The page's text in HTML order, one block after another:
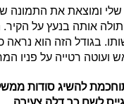
שלי ומוצאת את
ותולה אותה בנעץ על
בגודל הזה הוא נראה
ועוטה רטייה על פניו
להשיג סודות